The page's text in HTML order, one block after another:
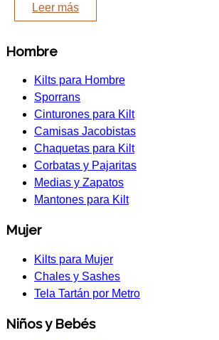
Leer más
Hombre
Kilts para Hombre
Sporrans
Cinturones para Kilt
Camisas Jacobistas
Chaquetas para Kilt
Corbatas y Pajaritas
Medias y Zapatos
Mantones para Kilt
Mujer
Kilts para Mujer
Chales y Sashes
Tela Tartán por Metro
Niños y Bebés